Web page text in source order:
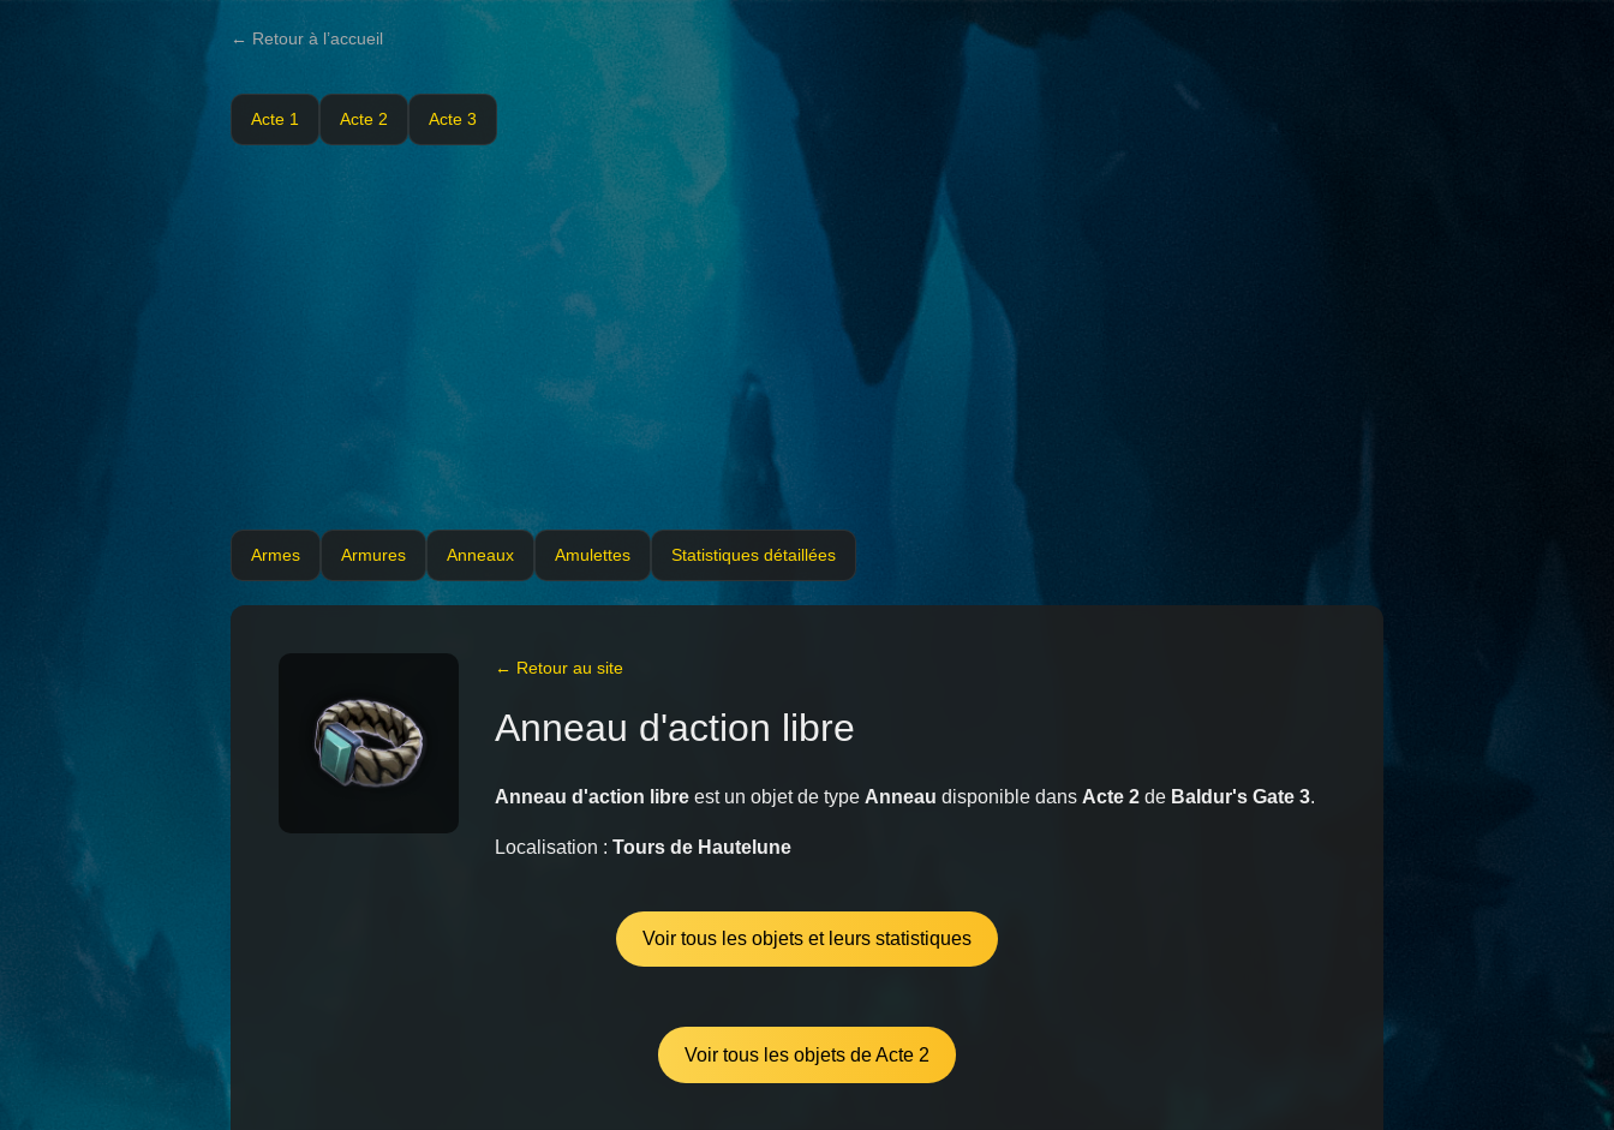
← Retour à l’accueil
Acte 1 Acte 2 Acte 3
Armes Armures Anneaux Amulettes Statistiques détaillées
← Retour au site
Anneau d'action libre
Anneau d'action libre est un objet de type Anneau disponible dans Acte 2 de Baldur's Gate 3.
Localisation : Tours de Hautelune
Voir tous les objets et leurs statistiques
Voir tous les objets de Acte 2